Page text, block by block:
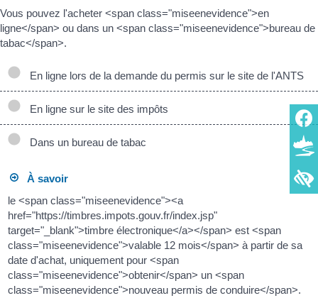
Vous pouvez l'acheter <span class="miseenevidence">en
ligne</span> ou dans un <span class="miseenevidence">bureau de
tabac</span>.
En ligne lors de la demande du permis sur le site de l'ANTS
En ligne sur le site des impôts
Dans un bureau de tabac
À savoir
le <span class="miseenevidence"><a
href="https://timbres.impots.gouv.fr/index.jsp"
target="_blank">timbre électronique</a></span> est <span
class="miseenevidence">valable 12 mois</span> à partir de sa
date d'achat, uniquement pour <span
class="miseenevidence">obtenir</span> un <span
class="miseenevidence">nouveau permis de conduire</span>.